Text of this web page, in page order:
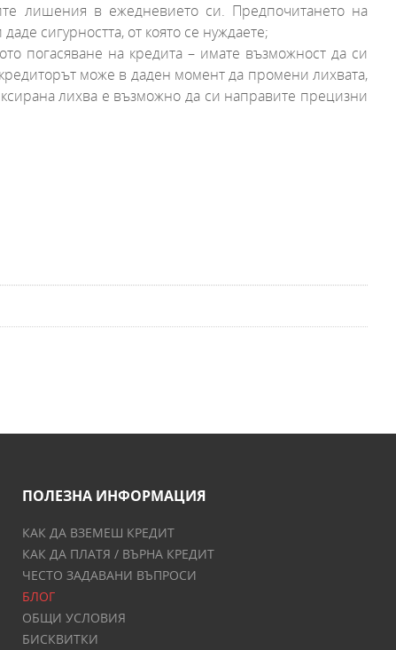
лишения в ежедневието си. Предпочитането на
сигурността, от която се нуждаете;
погасяване на кредита – имате възможност да си
може в даден момент да промени лихвата,
лихва е възможно да си направите прецизни
ПОЛЕЗНА ИНФОРМАЦИЯ
КАК ДА ВЗЕМЕШ КРЕДИТ
КАК ДА ПЛАТЯ / ВЪРНА КРЕДИТ
ЧЕСТО ЗАДАВАНИ ВЪПРОСИ
БЛОГ
ОБЩИ УСЛОВИЯ
БИСКВИТКИ